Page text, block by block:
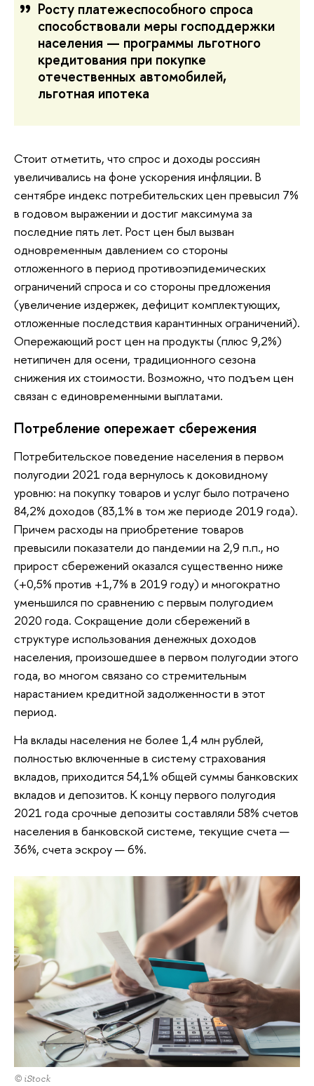
Росту платежеспособного спроса
способствовали меры господдержки
населения — программы льготного
кредитования при покупке
отечественных автомобилей,
льготная ипотека
Стоит отметить, что спрос и доходы россиян
увеличивались на фоне ускорения инфляции. В
сентябре индекс потребительских цен превысил 7%
в годовом выражении и достиг максимума за
последние пять лет. Рост цен был вызван
одновременным давлением со стороны
отложенного в период противоэпидемических
ограничений спроса и со стороны предложения
(увеличение издержек, дефицит комплектующих,
отложенные последствия карантинных ограничений).
Опережающий рост цен на продукты (плюс 9,2%)
нетипичен для осени, традиционного сезона
снижения их стоимости. Возможно, что подъем цен
связан с единовременными выплатами.
Потребление опережает сбережения
Потребительское поведение населения в первом
полугодии 2021 года вернулось к доковидному
уровню: на покупку товаров и услуг было потрачено
84,2% доходов (83,1% в том же периоде 2019 года).
Причем расходы на приобретение товаров
превысили показатели до пандемии на 2,9 п.п., но
прирост сбережений оказался существенно ниже
(+0,5% против +1,7% в 2019 году) и многократно
уменьшился по сравнению с первым полугодием
2020 года. Сокращение доли сбережений в
структуре использования денежных доходов
населения, произошедшее в первом полугодии этого
года, во многом связано со стремительным
нарастанием кредитной задолженности в этот
период.
На вклады населения не более 1,4 млн рублей,
полностью включенные в систему страхования
вкладов, приходится 54,1% общей суммы банковских
вкладов и депозитов. К концу первого полугодия
2021 года срочные депозиты составляли 58% счетов
населения в банковской системе, текущие счета —
36%, счета эскроу — 6%.
© iStock